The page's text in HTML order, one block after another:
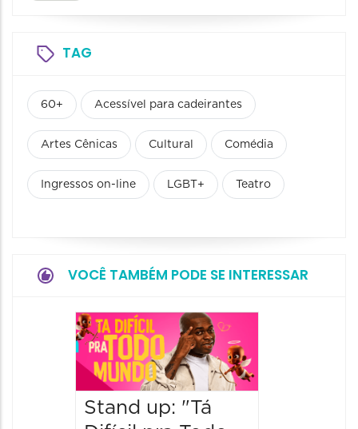
TAG
60+ Acessível para cadeirantes
Artes Cênicas Cultural Comédia
Ingressos on-line LGBT+ Teatro
VOCÊ TAMBÉM PODE SE INTERESSAR
Stand up: "Tá